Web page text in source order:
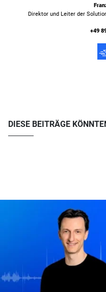
Direktor und Leiter der
+49
DIESE BEITRÄGE